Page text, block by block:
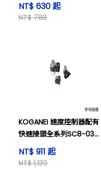
NT$ 630 起
NT$ 788
KOGANEI 速度控制器配有
快速接頭全系列SC8-03-
BNT$ 911 起
NT$ 1,139